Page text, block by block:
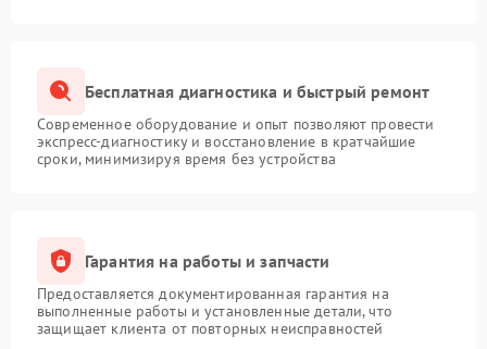
Бесплатная диагностика и быстрый ремонт
Современное оборудование и опыт позволяют провести
экспресс-диагностику и восстановление в кратчайшие
сроки, минимизируя время без устройства
Гарантия на работы и запчасти
Предоставляется документированная гарантия на
выполненные работы и установленные детали, что
защищает клиента от повторных неисправностей